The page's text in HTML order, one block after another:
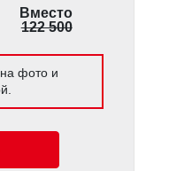
Вместо
122 500
фото и